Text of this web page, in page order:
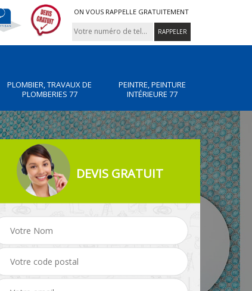
ON VOUS RAPPELLE GRATUITEMENT
PLOMBIER, TRAVAUX DE
PLOMBERIES 77
PEINTRE, PEINTURE
INTÉRIEURE 77
Peintre, peinture
intérieure 77
Rénovation de maison
DEVIS GRATUIT